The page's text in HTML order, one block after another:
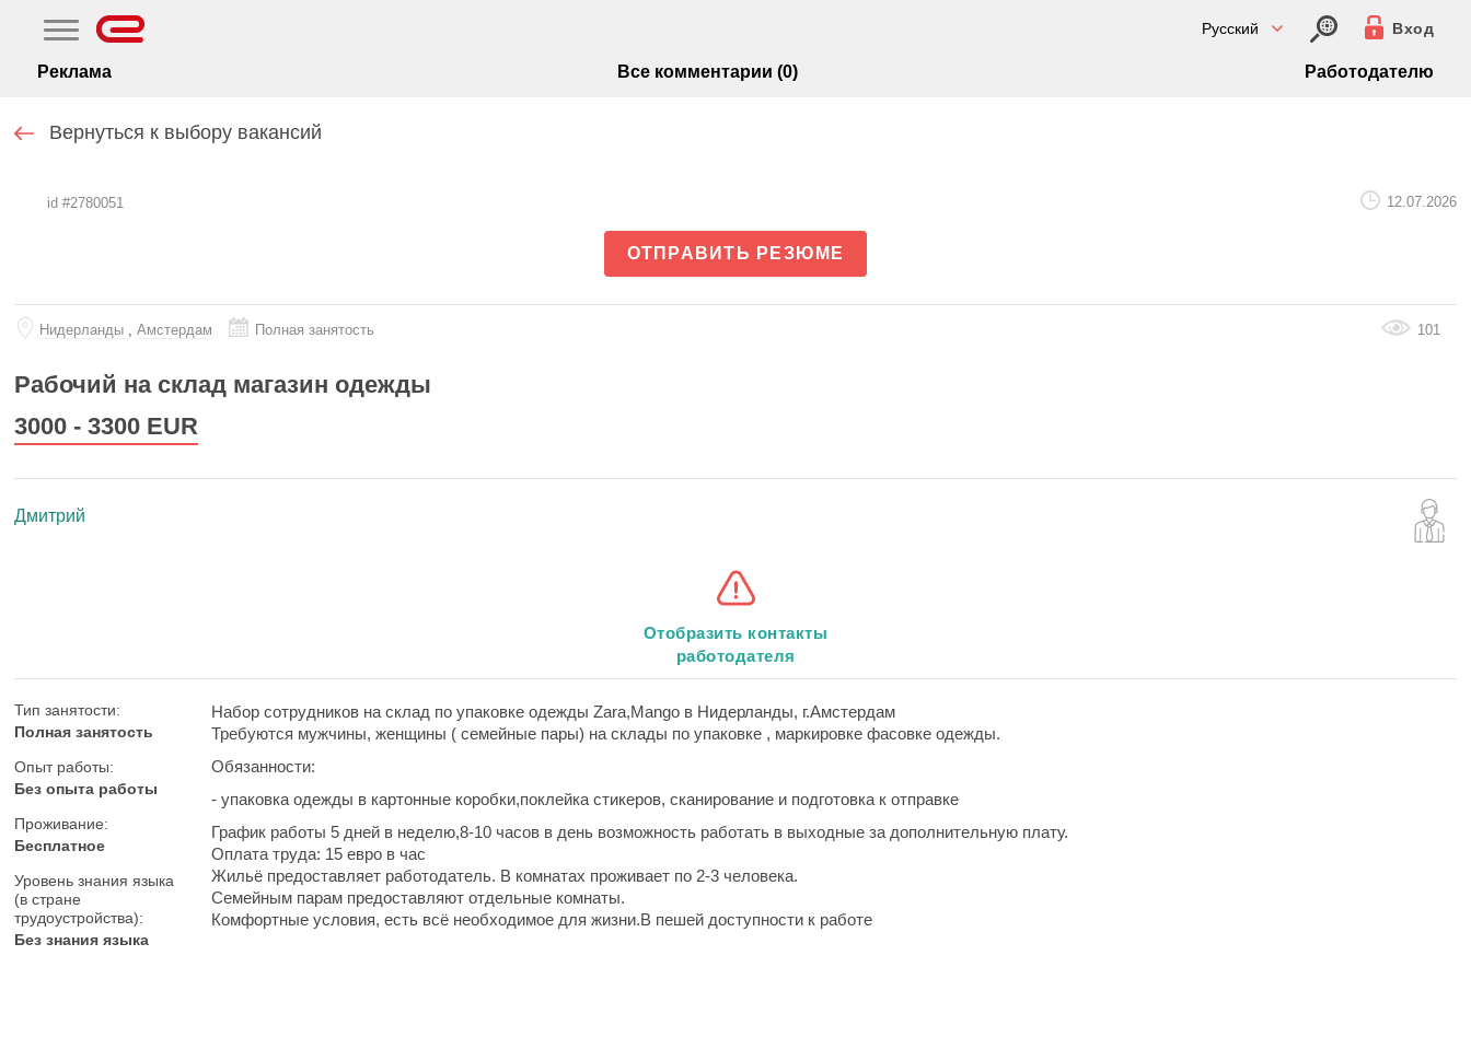
Русский Вход
Реклама Все комментарии (0) Работодателю
Вернуться к выбору вакансий
id #2780051 12.07.2026
ОТПРАВИТЬ РЕЗЮМЕ
Нидерланды , Амстердам Полная занятость 101
Рабочий на склад магазин одежды
3000 - 3300 EUR
Дмитрий
Отобразить контакты
работодателя
Тип занятости:
Полная занятость
Опыт работы:
Без опыта работы
Проживание:
Бесплатное
Уровень знания языка
(в стране
трудоустройства):
Без знания языка
Набор сотрудников на склад по упаковке одежды Zara,Mango в Нидерланды, г.Амстердам
Требуются мужчины, женщины ( семейные пары) на склады по упаковке , маркировке фасовке одежды.
Обязанности:
- упаковка одежды в картонные коробки,поклейка стикеров, сканирование и подготовка к отправке
График работы 5 дней в неделю,8-10 часов в день возможность работать в выходные за дополнительную плату.
Оплата труда: 15 евро в час
Жильё предоставляет работодатель. В комнатах проживает по 2-3 человека.
Семейным парам предоставляют отдельные комнаты.
Комфортные условия, есть всё необходимое для жизни.В пешей доступности к работе